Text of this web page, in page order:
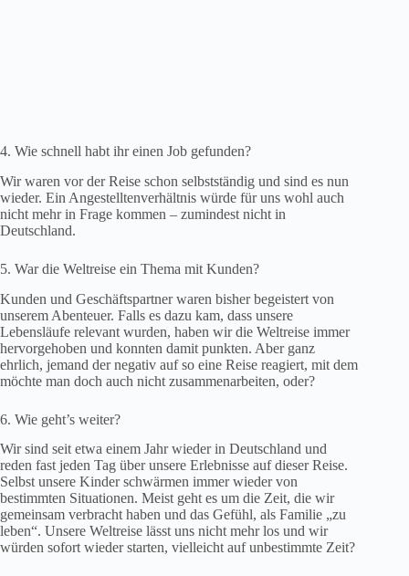
4. Wie schnell habt ihr einen Job gefunden?
Wir waren vor der Reise schon selbstständig und sind es nun
wieder. Ein Angestelltenverhältnis würde für uns wohl auch
nicht mehr in Frage kommen – zumindest nicht in
Deutschland.
5. War die Weltreise ein Thema mit Kunden?
Kunden und Geschäftspartner waren bisher begeistert von
unserem Abenteuer. Falls es dazu kam, dass unsere
Lebensläufe relevant wurden, haben wir die Weltreise immer
hervorgehoben und konnten damit punkten. Aber ganz
ehrlich, jemand der negativ auf so eine Reise reagiert, mit dem
möchte man doch auch nicht zusammenarbeiten, oder?
6. Wie geht’s weiter?
Wir sind seit etwa einem Jahr wieder in Deutschland und
reden fast jeden Tag über unsere Erlebnisse auf dieser Reise.
Selbst unsere Kinder schwärmen immer wieder von
bestimmten Situationen. Meist geht es um die Zeit, die wir
gemeinsam verbracht haben und das Gefühl, als Familie „zu
leben“. Unsere Weltreise lässt uns nicht mehr los und wir
würden sofort wieder starten, vielleicht auf unbestimmte Zeit?